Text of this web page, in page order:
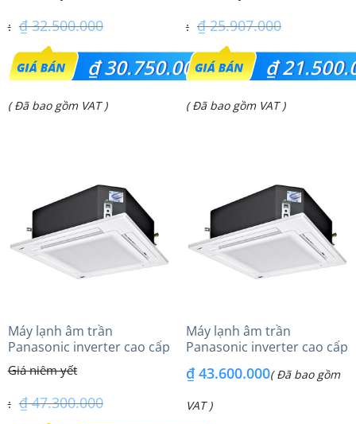
₫32.500.000
Giá
gốc
là:
₫30.750.000
Giá
₫ 30.750.000.
( Đã bao gồm VAT )
₫25.907.000
Giá
gốc
là:
₫
Giá
₫ 21.500.000.
( Đã bao gồm VAT )
Máy lạnh âm trần
Panasonic inverter cao cấp
(6.0Hp) S-3448PU3HA/U-
48PRH1H5
₫47.300.000
Máy lạnh âm trần
Panasonic inverter cao cấp
48PRH1H8 – 3 Pha
₫43.600.000( Đã bao gồm
VAT )